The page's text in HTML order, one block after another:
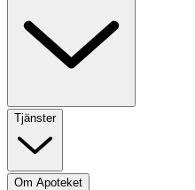
Tjänster
Om Apoteket